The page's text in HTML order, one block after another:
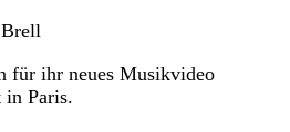
für ihr neues Musikvideo
Paris.